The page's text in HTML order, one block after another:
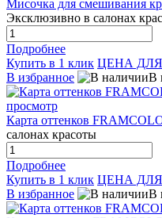
Мисочка для смешивания
Эксклюзивно в салонах
Подробнее
Купить в 1 клик ЦЕНА
В избранное
В
просмотр
Карта оттенков
салонах красоты
Подробнее
Купить в 1 клик ЦЕНА
В избранное
В